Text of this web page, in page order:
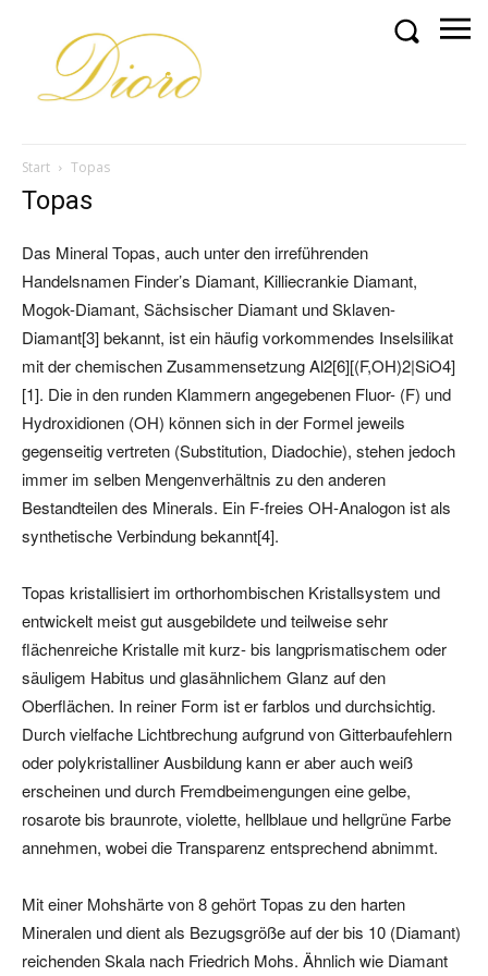
Start Topas
Topas
Das Mineral Topas, auch unter den irreführenden
Handelsnamen Finder’s Diamant, Killiecrankie Diamant,
Mogok-Diamant, Sächsischer Diamant und Sklaven-
Diamant[3] bekannt, ist ein häufig vorkommendes Inselsilikat
mit der chemischen Zusammensetzung Al2[6][(F,OH)2|SiO4]
[1]. Die in den runden Klammern angegebenen Fluor- (F) und
Hydroxidionen (OH) können sich in der Formel jeweils
gegenseitig vertreten (Substitution, Diadochie), stehen jedoch
immer im selben Mengenverhältnis zu den anderen
Bestandteilen des Minerals. Ein F-freies OH-Analogon ist als
synthetische Verbindung bekannt[4].
Topas kristallisiert im orthorhombischen Kristallsystem und
entwickelt meist gut ausgebildete und teilweise sehr
flächenreiche Kristalle mit kurz- bis langprismatischem oder
säuligem Habitus und glasähnlichem Glanz auf den
Oberflächen. In reiner Form ist er farblos und durchsichtig.
Durch vielfache Lichtbrechung aufgrund von Gitterbaufehlern
oder polykristalliner Ausbildung kann er aber auch weiß
erscheinen und durch Fremdbeimengungen eine gelbe,
rosarote bis braunrote, violette, hellblaue und hellgrüne Farbe
annehmen, wobei die Transparenz entsprechend abnimmt.
Mit einer Mohshärte von 8 gehört Topas zu den harten
Mineralen und dient als Bezugsgröße auf der bis 10 (Diamant)
reichenden Skala nach Friedrich Mohs. Ähnlich wie Diamant